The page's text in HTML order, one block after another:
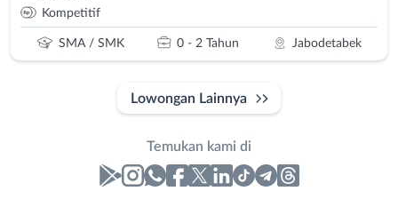
Kompetitif
SMA / SMK 0 - 2 Tahun Jabodetabek
Lowongan Lainnya
Temukan kami di